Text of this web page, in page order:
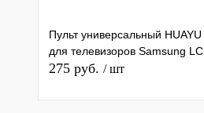
Пульт универсальный
для телевизоров Samsung
275 руб. / шт